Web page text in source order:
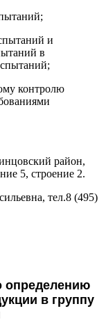
и
в
контролю
район,
5, строение 2.
тел.8 (495)
определению
в группу